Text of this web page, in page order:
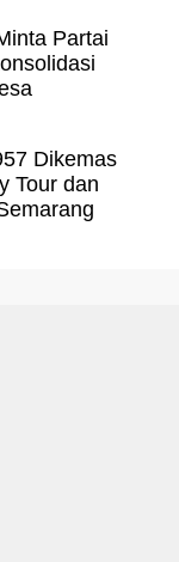
Partai
Dikemas
Tour dan